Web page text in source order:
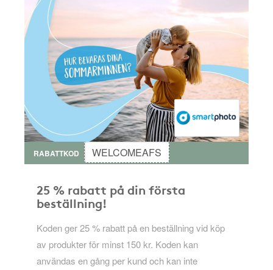
RABATTKOD WELCOMEAFS
25 % rabatt på din första
beställning!
Koden ger 25 % rabatt på en beställning vid köp
av produkter för minst 150 kr. Koden kan
användas en gång per kund och kan inte